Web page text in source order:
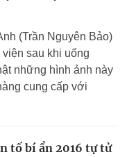
(Trần Nguyên Bảo)
sau khi uống
những hình ảnh này
cung cấp với
tố bí ẩn 2016 tự tử